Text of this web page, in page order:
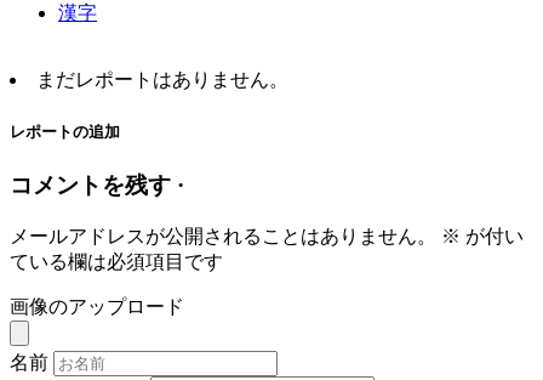
漢字
まだレポートはありません。
レポートの追加
コメントを残す ·
メールアドレスが公開されることはありません。 ※ が付い
ている欄は必須項目です
画像のアップロード
名前